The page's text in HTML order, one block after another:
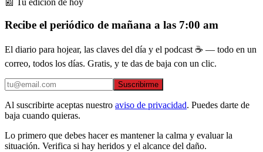
📰 Tu edición de hoy
Recibe el periódico de mañana a las 7:00 am
El diario para hojear, las claves del día y el podcast ☕ — todo en un
correo, todos los días. Gratis, y te das de baja con un clic.
Suscribirme
Al suscribirte aceptas nuestro aviso de privacidad. Puedes darte de
baja cuando quieras.
Lo primero que debes hacer es mantener la calma y evaluar la
situación. Verifica si hay heridos y el alcance del daño.